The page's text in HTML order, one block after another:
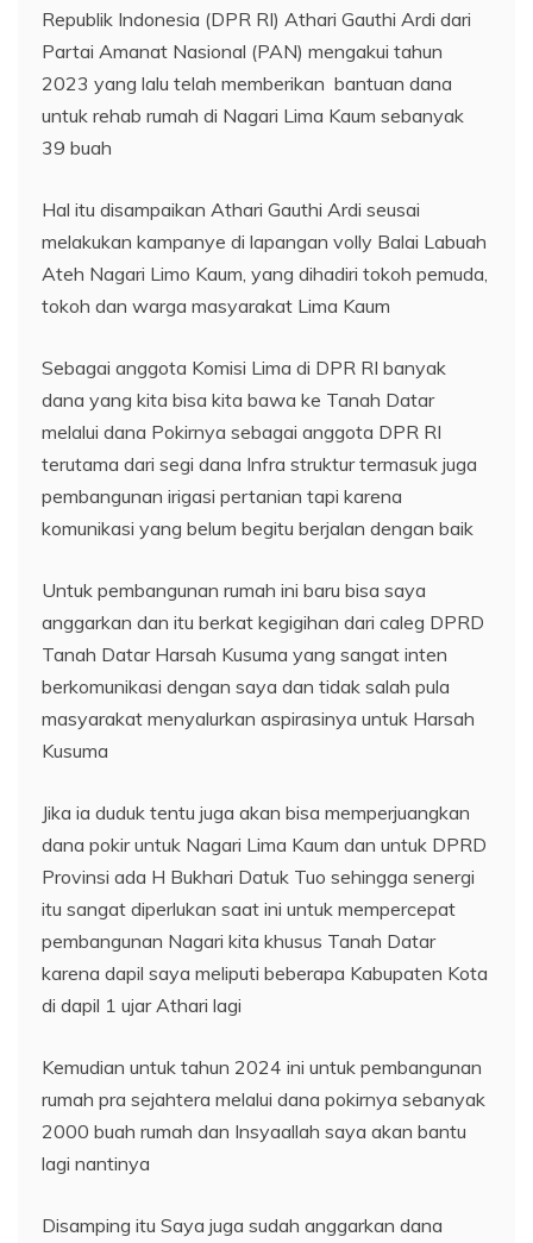
Republik Indonesia (DPR RI) Athari Gauthi Ardi dari
Partai Amanat Nasional (PAN) mengakui tahun
2023 yang lalu telah memberikan bantuan dana
untuk rehab rumah di Nagari Lima Kaum sebanyak
39 buah
Hal itu disampaikan Athari Gauthi Ardi seusai
melakukan kampanye di lapangan volly Balai Labuah
Ateh Nagari Limo Kaum, yang dihadiri tokoh pemuda,
tokoh dan warga masyarakat Lima Kaum
Sebagai anggota Komisi Lima di DPR RI banyak
dana yang kita bisa kita bawa ke Tanah Datar
melalui dana Pokirnya sebagai anggota DPR RI
terutama dari segi dana Infra struktur termasuk juga
pembangunan irigasi pertanian tapi karena
komunikasi yang belum begitu berjalan dengan baik
Untuk pembangunan rumah ini baru bisa saya
anggarkan dan itu berkat kegigihan dari caleg DPRD
Tanah Datar Harsah Kusuma yang sangat inten
berkomunikasi dengan saya dan tidak salah pula
masyarakat menyalurkan aspirasinya untuk Harsah
Kusuma
Jika ia duduk tentu juga akan bisa memperjuangkan
dana pokir untuk Nagari Lima Kaum dan untuk DPRD
Provinsi ada H Bukhari Datuk Tuo sehingga senergi
itu sangat diperlukan saat ini untuk mempercepat
pembangunan Nagari kita khusus Tanah Datar
karena dapil saya meliputi beberapa Kabupaten Kota
di dapil 1 ujar Athari lagi
Kemudian untuk tahun 2024 ini untuk pembangunan
rumah pra sejahtera melalui dana pokirnya sebanyak
2000 buah rumah dan Insyaallah saya akan bantu
lagi nantinya
Disamping itu Saya juga sudah anggarkan dana